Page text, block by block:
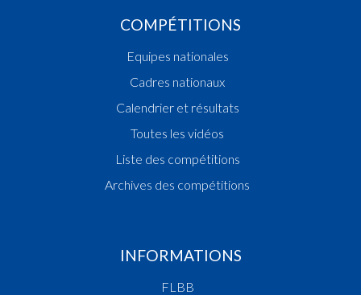
COMPÉTITIONS
Equipes nationales
Cadres nationaux
Calendrier et résultats
Toutes les vidéos
Liste des compétitions
Archives des compétitions
INFORMATIONS
FLBB